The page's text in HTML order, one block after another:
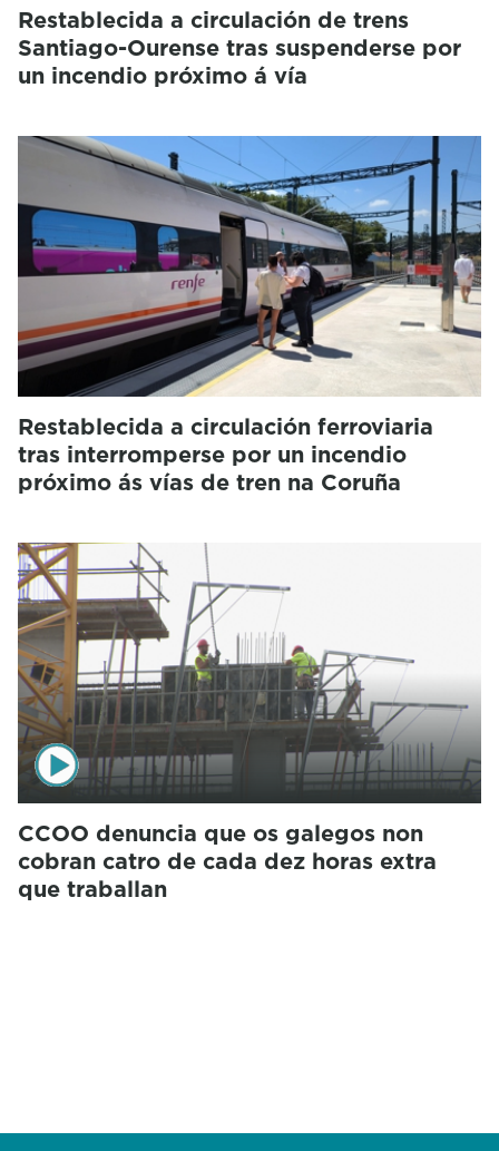
Restablecida a circulación de trens
Santiago-Ourense tras suspenderse por
un incendio próximo á vía
Restablecida a circulación ferroviaria
tras interromperse por un incendio
próximo ás vías de tren na Coruña
CCOO denuncia que os galegos non
cobran catro de cada dez horas extra
que traballan